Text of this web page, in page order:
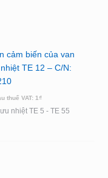
cảm biến của van
TE 12 – C/N:
thuế VAT: 1₫
nhiệt TE 5 - TE 55